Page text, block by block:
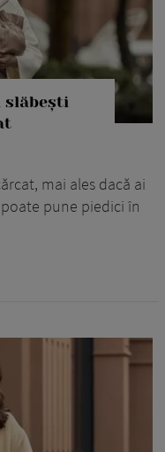
slăbești
mai ales dacă ai
pune piedici în